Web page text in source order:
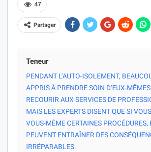
47
Partager
Teneur
PENDANT L’AUTO-ISOLEMENT,
APPRIS À PRENDRE SOIN D’EUX-
RECOURIR AUX SERVICES DE
MAIS LES EXPERTS DISENT QUE SI
VOUS-MÊME CERTAINES PROCÉDURES,
PEUVENT ENTRAÎNER DES
IRRÉPARABLES.